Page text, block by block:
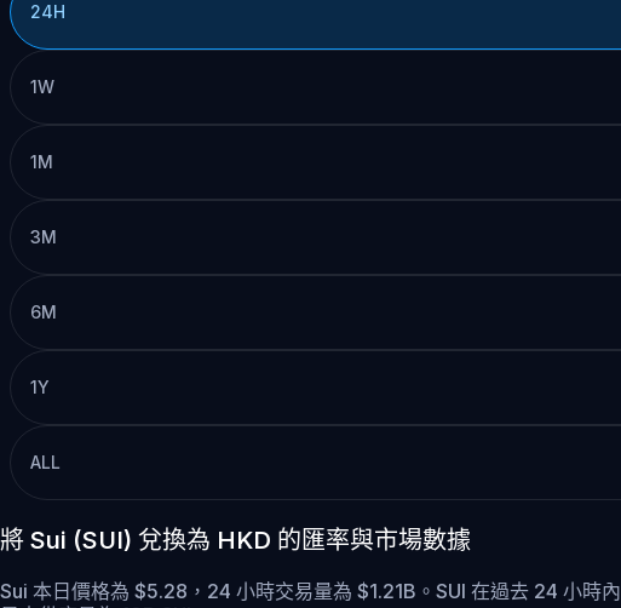
24H
1W
1M
3M
6M
1Y
ALL
將 Sui (SUI) 兌換為 HKD 的匯率與市場數據
Sui 本日價格為 $5.28，24 小時交易量為 $1.21B。SUI 在過去 24 小時內